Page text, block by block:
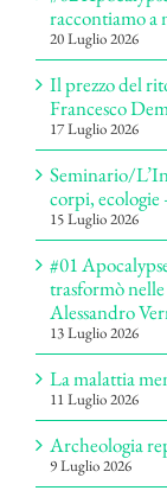
raccontiamo a
20 Luglio 2026
Il prezzo del
Francesco
17 Luglio 2026
Seminario/
corpi,
15 Luglio 2026
#01
trasformò
Alessandro
13 Luglio 2026
La malattia
11 Luglio 2026
Archeologia
9 Luglio 2026